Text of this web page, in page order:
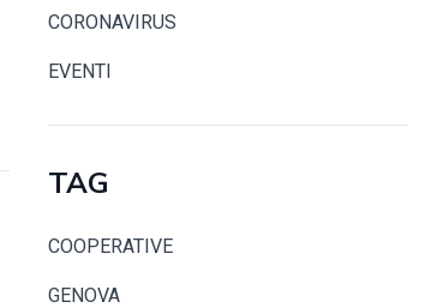
CORONAVIRUS
EVENTI
TAG
COOPERATIVE
GENOVA